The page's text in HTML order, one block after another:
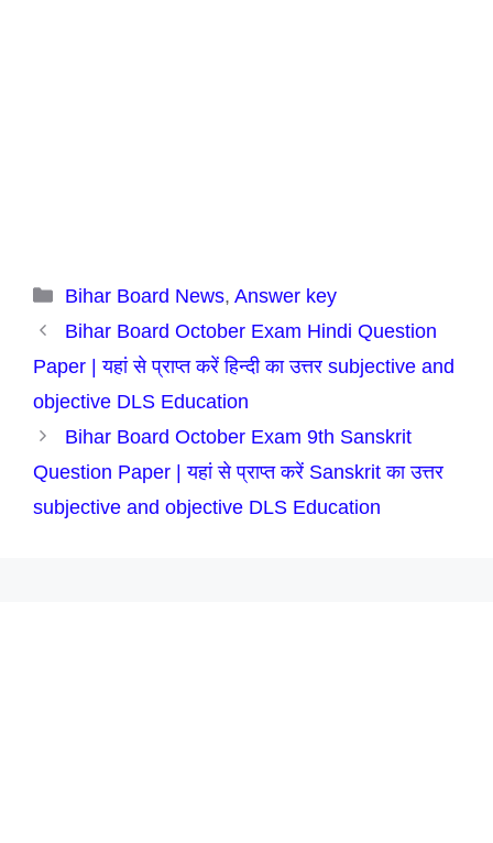
Categories
Bihar Board News, Answer key
Bihar Board October Exam Hindi Question
Paper | यहां से प्राप्त करें हिन्दी का उत्तर subjective and
objective DLS Education
Bihar Board October Exam 9th Sanskrit
Question Paper | यहां से प्राप्त करें Sanskrit का उत्तर
subjective and objective DLS Education